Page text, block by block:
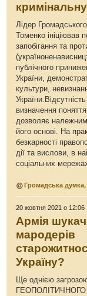
Лідер
Томенко ініціював
запобігання та
публічного
України,
культури,
визначення
дозволяє
його основі. На
безкарності
дії та вислови, в
соціальних
Громадська думка,
20 жовтня 2021 о 12:06
Армія
мародерів
Україну?
Ще однією
ГЕОПОЛІТИЧНОГО